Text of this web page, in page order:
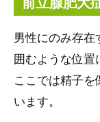
男性にのみ存在
囲むような位置
ここでは精子を
います。